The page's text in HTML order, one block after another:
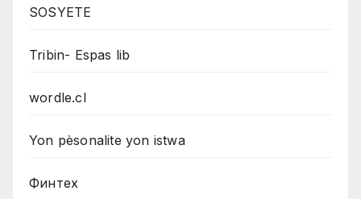
SOSYETE
Tribin- Espas lib
wordle.cl
Yon pèsonalite yon istwa
Финтех